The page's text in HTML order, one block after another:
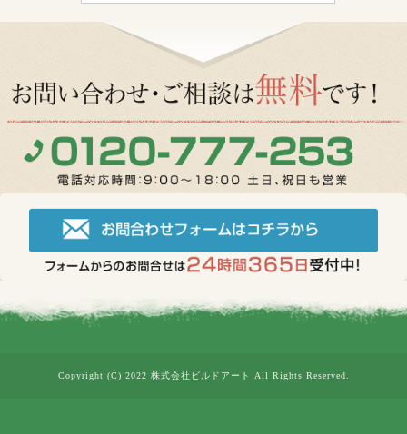
Copyright (C) 2022 株式会社ビルドアート All Rights Reserved.